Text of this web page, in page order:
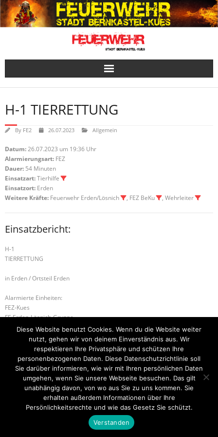
Skip
to
content
H-1 TIERRETTUNG
By FE2 26.07.2023 Allgemein
Datum:26.07.2023 um 19:36 Uhr
Alarmierungsart: FEZ
Dauer: 54 Minuten
Einsatzart:Tierhilfe
Einsatzort: Erden
Weitere Kräfte: Feuerwehr Erden/Lösnich , FEZ BeKu , Wehrleiter
Einsatzbericht:
H-1
TIERRETTUNG
in Erden / Ortsteil Erden
Alarmierte Einheiten:
FEZ-Kues
FF-Erden-Lösnich-Gruppe
BeKu WL
W-2 WASSER-/EISRETTUNG – KLEIN B-2 BRANDMELDEANLAGE
Startseite Einsätze Mitglied werden Über uns
Bilder
Kontakt
Theme byThink Up Themes Ltd. Powered byWordPress.
Diese Website benutzt Cookies. Wenn du die Website weiter
nutzt, gehen wir von deinem Einverständnis aus. Wir
respektieren Ihre Privatsphäre und schützen Ihre
personenbezogenen Daten. Diese Datenschutzrichtlinie soll
Sie darüber informieren, wie wir mit Ihren persönlichen Daten
umgehen, wenn Sie unsere Webseite besuchen. Das gilt
unabhängig davon, von wo aus Sie zu uns kommen. Sie
erhalten außerdem Informationen über Ihre
Persönlichkeitsrechte und wie das Gesetz Sie schützt.
Verstanden